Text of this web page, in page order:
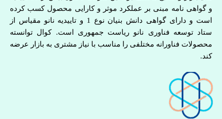
و گواهی نامه مبنی بر عملکرد موثر و کارایی محصول کسب کرده
است و دارای گواهی دانش بنیان نوع 1 و تاییدیه نانو مقیاس از
ستاد توسعه فناوری نانو ریاست جمهوری است. کوال توانسته
محصولات فناورانه مختلفی را مناسب با نیاز مشتری به بازار عرضه
کند.